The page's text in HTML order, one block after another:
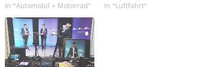
In "Automobil + Motorrad"
In "Luftfahrt"